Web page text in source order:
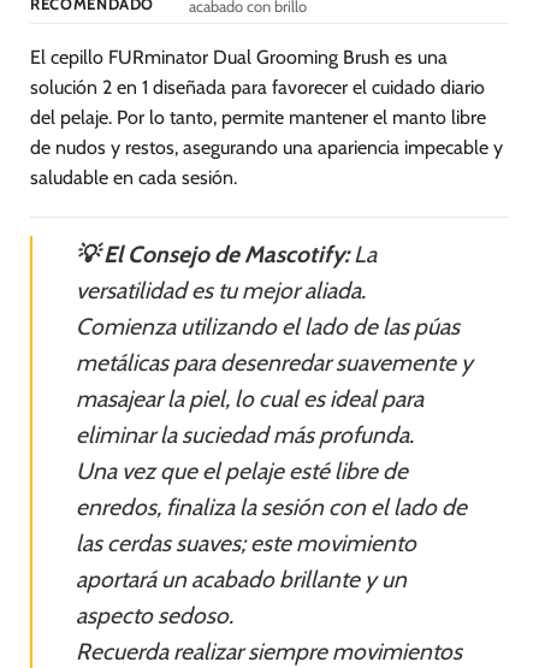
RECOMENDADO acabado con brillo
El cepillo FURminator Dual Grooming Brush es una
solución 2 en 1 diseñada para favorecer el cuidado diario
del pelaje. Por lo tanto, permite mantener el manto libre
de nudos y restos, asegurando una apariencia impecable y
saludable en cada sesión.
💡 El Consejo de Mascotify:La
versatilidad es tu mejor aliada.
Comienza utilizando el lado de las púas
metálicas para desenredar suavemente y
masajear la piel, lo cual es ideal para
eliminar la suciedad más profunda.
Una vez que el pelaje esté libre de
enredos, finaliza la sesión con el lado de
las cerdas suaves; este movimiento
aportará un acabado brillante y un
aspecto sedoso.
Recuerda realizar siempre movimientos